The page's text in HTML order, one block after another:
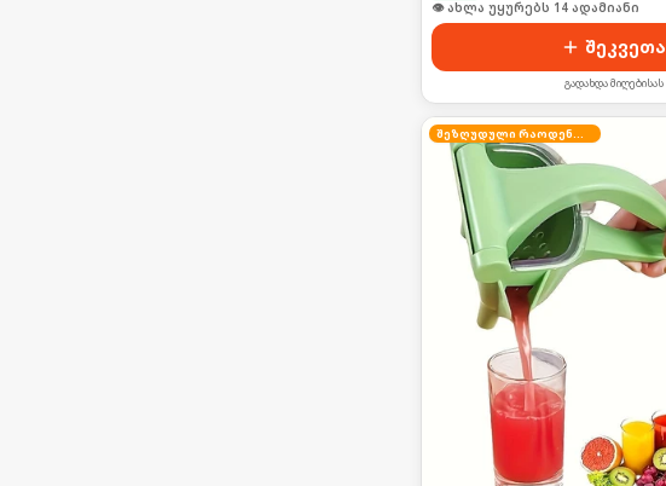
🛒 ბოლო 24სთ-ში იყიდა 18-მა
შეკვეთა
გადახდა მიღებისას
შეზღუდული რაოდენობა